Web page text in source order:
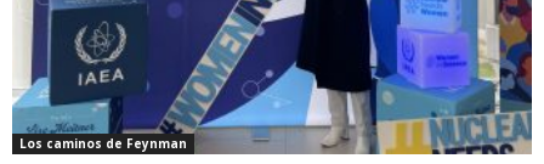
Los caminos de Feynman